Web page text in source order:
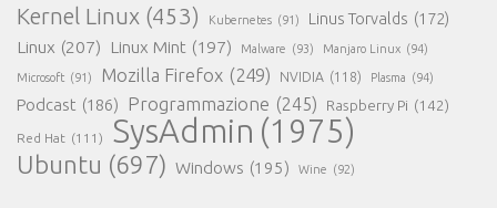
Kernel Linux (453) Kubernetes (91) Linus Torvalds (172)
Linux (207) Linux Mint (197) Malware (93) Manjaro Linux (94)
Microsoft (91) Mozilla Firefox (249) NVIDIA (118) Plasma (94)
Podcast (186) Programmazione (245) Raspberry Pi (142)
Red Hat (111) SysAdmin (1975)
Ubuntu (697) Windows (195) Wine (92)